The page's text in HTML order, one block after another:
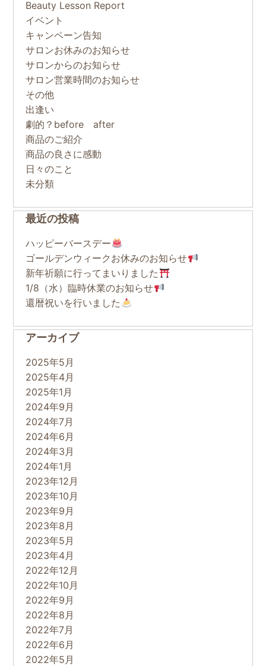
Beauty Lesson Report
イベント
キャンペーン告知
サロンお休みのお知らせ
サロンからのお知らせ
サロン営業時間のお知らせ
その他
出逢い
劇的？before after
商品のご紹介
商品の良さに感動
日々のこと
未分類
最近の投稿
ハッピーバースデー
ゴールデンウィークお休みのお知らせ
新年祈願に行ってまいりました
1/8（水）臨時休業のお知らせ
還暦祝いを行いました
アーカイブ
2025年5月
2025年4月
2025年1月
2024年9月
2024年7月
2024年6月
2024年3月
2024年1月
2023年12月
2023年10月
2023年9月
2023年8月
2023年5月
2023年4月
2022年12月
2022年10月
2022年9月
2022年8月
2022年7月
2022年6月
2022年5月